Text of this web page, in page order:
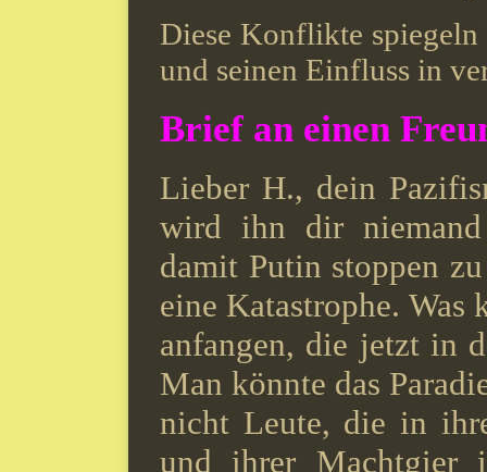
Diese Konflikte spiegeln
und seinen Einfluss in
Brief an einen
Lieber H., dein
wird ihn dir niemand
damit Putin stoppen
eine Katastrophe.
anfangen, die jetzt in
Man könnte das
nicht Leute, die in
und ihrer Machtgier